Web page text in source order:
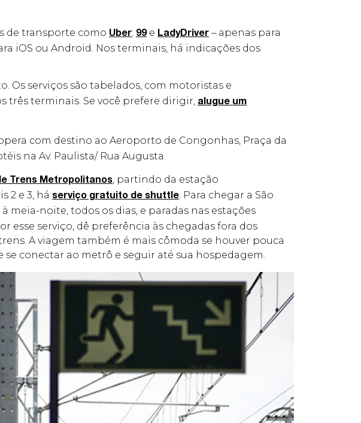
de transporte como Uber; 99e LadyDriver – apenas para
iOS ou Android. Nos terminais, há indicações dos
Os serviços são tabelados, com motoristas e
três terminais. Se você prefere dirigir, alugue um
com destino ao Aeroporto de Congonhas, Praça da
na Av. Paulista/ Rua Augusta.
Trens Metropolitanos , partindo da estação
2 e 3, há serviço gratuito de shuttle . Para chegar a São
meia-noite, todos os dias, e paradas nas estações
esse serviço, dê preferência às chegadas fora dos
A viagem também é mais cômoda se houver pouca
conectar ao metrô e seguir até sua hospedagem.